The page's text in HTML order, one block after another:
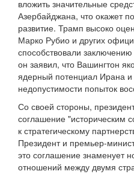
вложить значительные
Азербайджана, что окажет
развитие. Трамп высоко
Марко Рубио и других
способствовали
он заявил, что Вашингтон
ядерный потенциал Ирана и
недопустимости попыток
Со своей стороны,
соглашение "историческим
к стратегическому
Президент и премьер-
это соглашение знаменует
отношений между двумя